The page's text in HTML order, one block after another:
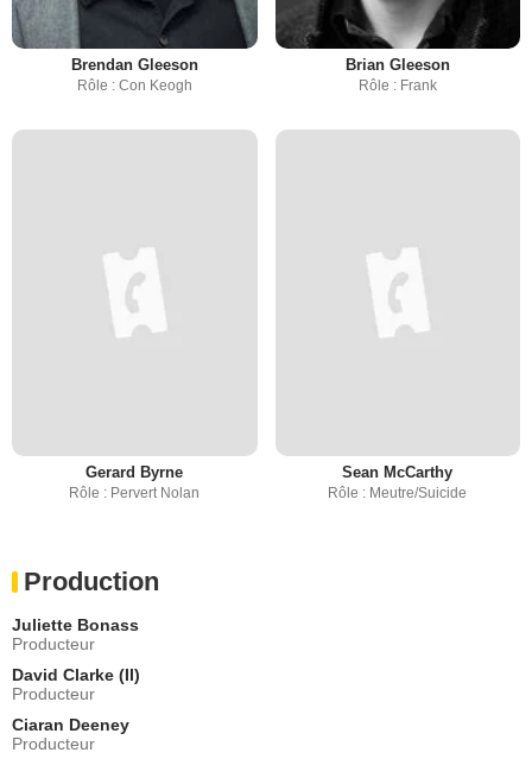
Brendan Gleeson
Rôle : Con Keogh
Brian Gleeson
Rôle : Frank
Gerard Byrne
Rôle : Pervert Nolan
Sean McCarthy
Rôle : Meutre/Suicide
Production
Juliette Bonass
Producteur
David Clarke (II)
Producteur
Ciaran Deeney
Producteur